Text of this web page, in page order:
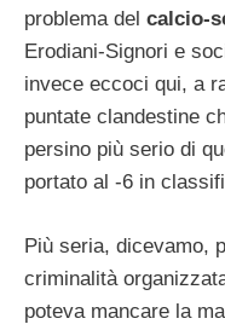
problema del calcio-
Erodiani-Signori e
invece eccoci qui, a
puntate clandestine
persino più serio di
portato al -6 in
Più seria, dicevamo,
criminalità
poteva mancare la